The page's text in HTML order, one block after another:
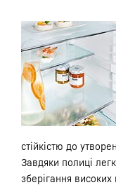
стійкістю до
Завдяки полиці
зберігання високих